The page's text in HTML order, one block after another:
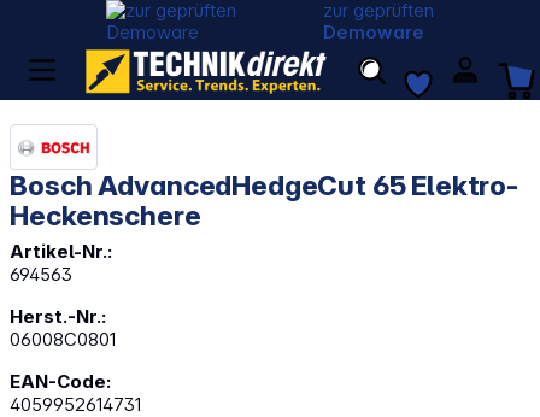
zur geprüften
Demoware
Bosch AdvancedHedgeCut 65 Elektro-
Heckenschere
Artikel-Nr.:
694563
Herst.-Nr.:
06008C0801
EAN-Code:
4059952614731